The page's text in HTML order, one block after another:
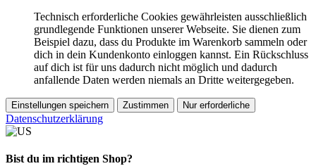
Technisch erforderliche Cookies gewährleisten ausschließlich
grundlegende Funktionen unserer Webseite. Sie dienen zum
Beispiel dazu, dass du Produkte im Warenkorb sammeln oder
dich in dein Kundenkonto einloggen kannst. Ein Rückschluss
auf dich ist für uns dadurch nicht möglich und dadurch
anfallende Daten werden niemals an Dritte weitergegeben.
Einstellungen speichern Zustimmen Nur erforderliche
Datenschutzerklärung
Bist du im richtigen Shop?